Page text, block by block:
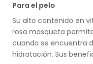
Para el pelo
Su alto contenido en
rosa mosqueta
cuando se encuentra
hidratación. Sus